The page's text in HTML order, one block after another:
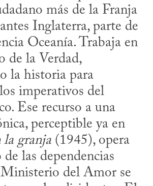
más de la Franja
Inglaterra, parte de
Oceanía. Trabaja en
de la Verdad,
la historia para
imperativos del
Ese recurso a una
la granja (1945), opera
las dependencias
Ministerio del Amor se